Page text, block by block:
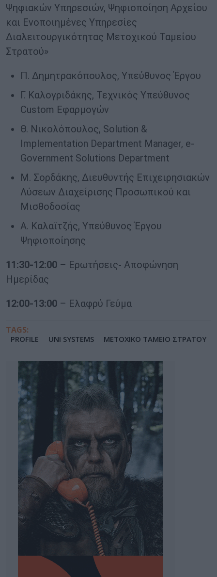
Ψηφιακών Υπηρεσιών, Ψηφιοποίηση Αρχείου
και Ενοποιημένες Υπηρεσίες
Διαλειτουργικότητας Μετοχικού Ταμείου
Στρατού»
Π. Δημητρακόπουλος, Υπεύθυνος Έργου
Γ. Καλογριδάκης, Τεχνικός Υπεύθυνος
Custom Εφαρμογών
Θ. Νικολόπουλος, Solution &
Implementation Department Manager, e-
Government Solutions Department
Μ. Σορδάκης, Διευθυντής Επιχειρησιακών
Λύσεων Διαχείρισης Προσωπικού και
Μισθοδοσίας
Α. Καλαϊτζής, Υπεύθυνος Έργου
Ψηφιοποίησης
11:30-12:00 – Ερωτήσεις- Αποφώνηση
Ημερίδας
12:00-13:00 – Ελαφρύ Γεύμα
TAGS:
PROFILE UNI SYSTEMS ΜΕΤΟΧΙΚΟ ΤΑΜΕΙΟ ΣΤΡΑΤΟΥ